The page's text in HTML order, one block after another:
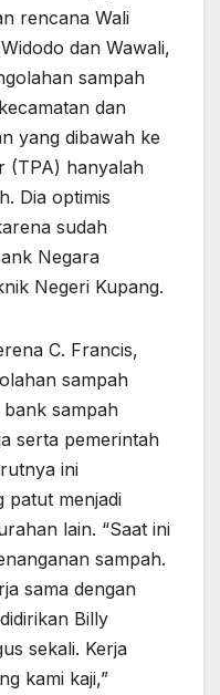
rencana Wali
dan Wawali,
sampah
dan
yang dibawah ke
(TPA) hanyalah
Dia optimis
sudah
Negara
Negeri Kupang.
C. Francis,
sampah
sampah
serta pemerintah
ini
patut menjadi
lain. “Saat ini
sampah.
sama dengan
Billy
sekali. Kerja
kami kaji,”